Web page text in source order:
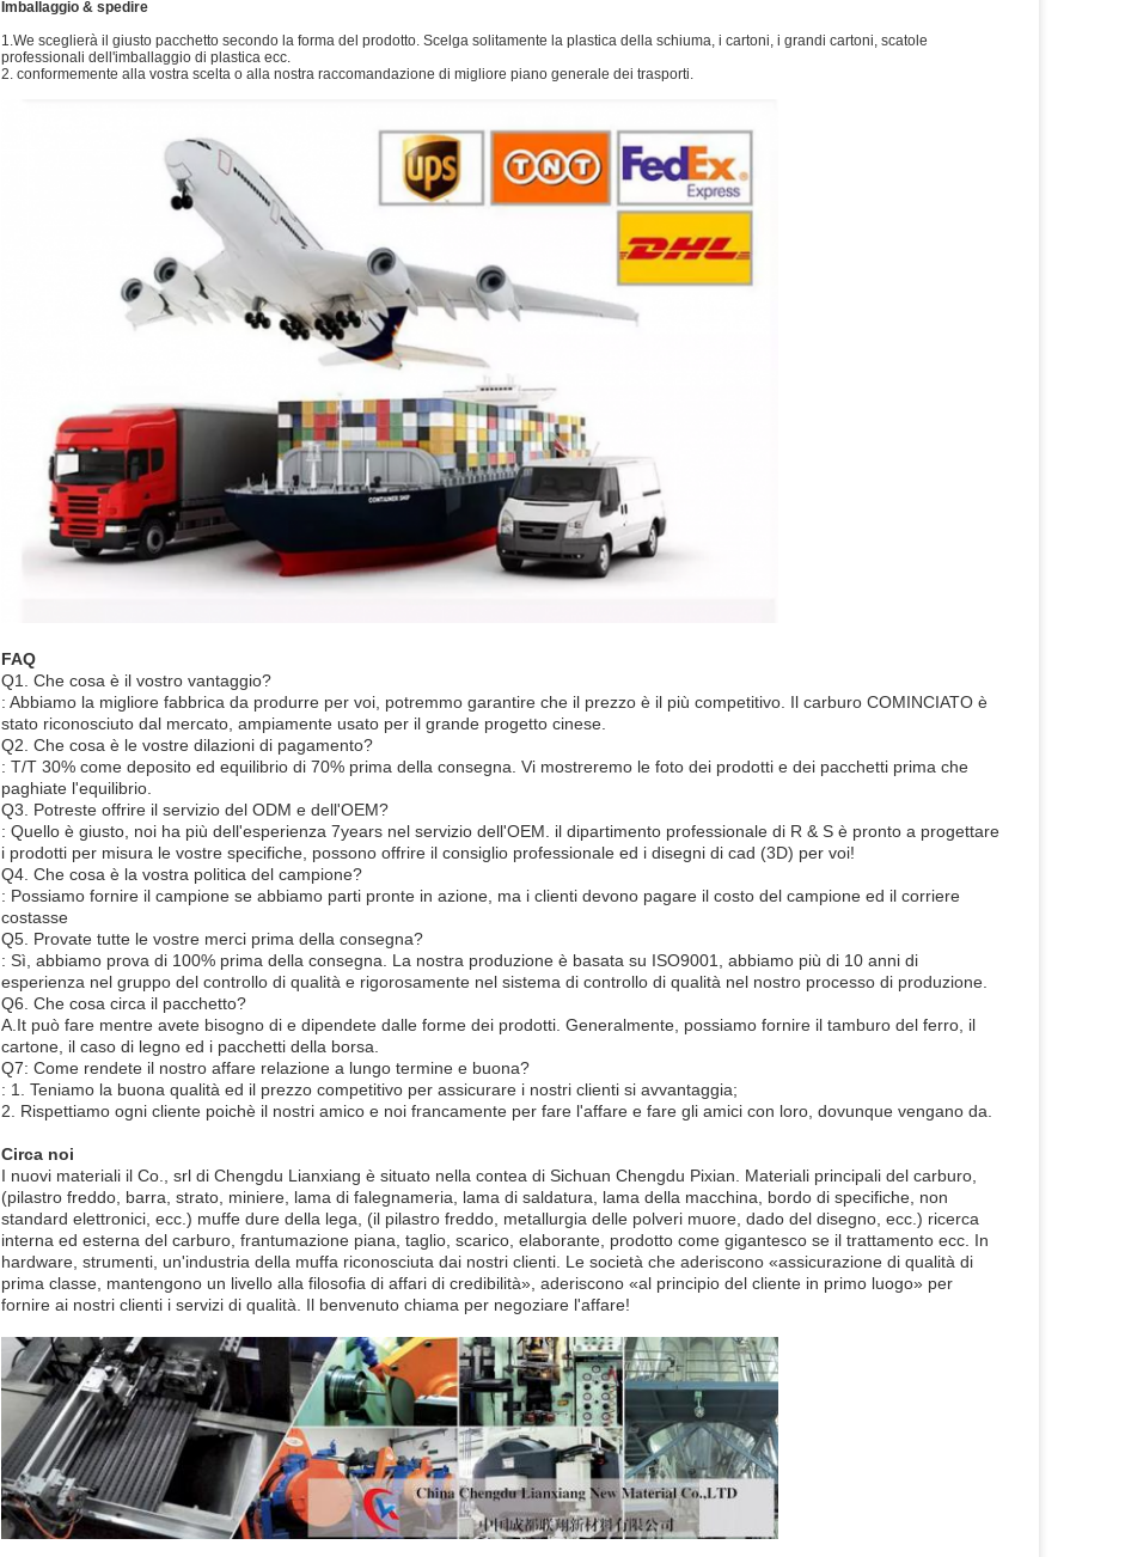
Imballaggio & spedire
1.We sceglierà il giusto pacchetto secondo la forma del prodotto. Scelga solitamente la plastica della schiuma, i cartoni, i grandi cartoni, scatole
professionali dell'imballaggio di plastica ecc.
2. conformemente alla vostra scelta o alla nostra raccomandazione di migliore piano generale dei trasporti.
FAQ
Q1. Che cosa è il vostro vantaggio?
: Abbiamo la migliore fabbrica da produrre per voi, potremmo garantire che il prezzo è il più competitivo. Il carburo COMINCIATO è
stato riconosciuto dal mercato, ampiamente usato per il grande progetto cinese.
Q2. Che cosa è le vostre dilazioni di pagamento?
: T/T 30% come deposito ed equilibrio di 70% prima della consegna. Vi mostreremo le foto dei prodotti e dei pacchetti prima che
paghiate l'equilibrio.
Q3. Potreste offrire il servizio del ODM e dell'OEM?
: Quello è giusto, noi ha più dell'esperienza 7years nel servizio dell'OEM. il dipartimento professionale di R & S è pronto a progettare
i prodotti per misura le vostre specifiche, possono offrire il consiglio professionale ed i disegni di cad (3D) per voi!
Q4. Che cosa è la vostra politica del campione?
: Possiamo fornire il campione se abbiamo parti pronte in azione, ma i clienti devono pagare il costo del campione ed il corriere
costasse
Q5. Provate tutte le vostre merci prima della consegna?
: Sì, abbiamo prova di 100% prima della consegna. La nostra produzione è basata su ISO9001, abbiamo più di 10 anni di
esperienza nel gruppo del controllo di qualità e rigorosamente nel sistema di controllo di qualità nel nostro processo di produzione.
Q6. Che cosa circa il pacchetto?
A.It può fare mentre avete bisogno di e dipendete dalle forme dei prodotti. Generalmente, possiamo fornire il tamburo del ferro, il
cartone, il caso di legno ed i pacchetti della borsa.
Q7: Come rendete il nostro affare relazione a lungo termine e buona?
: 1. Teniamo la buona qualità ed il prezzo competitivo per assicurare i nostri clienti si avvantaggia;
2. Rispettiamo ogni cliente poichè il nostri amico e noi francamente per fare l'affare e fare gli amici con loro, dovunque vengano da.
Circa noi
I nuovi materiali il Co., srl di Chengdu Lianxiang è situato nella contea di Sichuan Chengdu Pixian. Materiali principali del carburo,
(pilastro freddo, barra, strato, miniere, lama di falegnameria, lama di saldatura, lama della macchina, bordo di specifiche, non
standard elettronici, ecc.) muffe dure della lega, (il pilastro freddo, metallurgia delle polveri muore, dado del disegno, ecc.) ricerca
interna ed esterna del carburo, frantumazione piana, taglio, scarico, elaborante, prodotto come gigantesco se il trattamento ecc. In
hardware, strumenti, un'industria della muffa riconosciuta dai nostri clienti. Le società che aderiscono «assicurazione di qualità di
prima classe, mantengono un livello alla filosofia di affari di credibilità», aderiscono «al principio del cliente in primo luogo» per
fornire ai nostri clienti i servizi di qualità. Il benvenuto chiama per negoziare l'affare!